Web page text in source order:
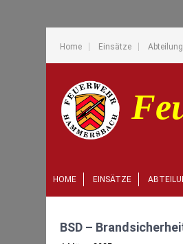
Home Einsätze
HOME EINSÄTZE
BSD –